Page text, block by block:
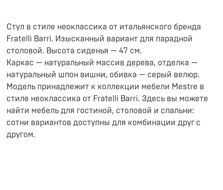
Стул в стиле неоклассика от итальянского бренда
Fratelli Barri. Изысканный вариант для парадной
столовой. Высота сиденья — 47 см.
Каркас — натуральный массив дерева, отделка —
натуральный шпон вишни, обивка — серый велюр.
Модель принадлежит к коллекции мебели Mestre в
стиле неоклассика от Fratelli Barri. Здесь вы можете
найти мебель для гостиной, столовой и спальни:
сотни вариантов доступны для комбинации друг с
другом.